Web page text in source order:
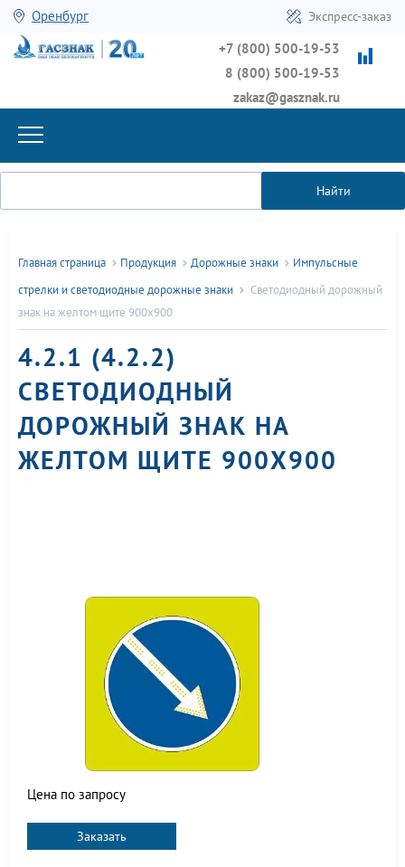
Оренбург Экспресс-заказ
+7 (800) 500-19-53
8 (800) 500-19-53
zakaz@gasznak.ru
Найти
Главная страница Продукция Дорожные знаки
Импульсные
стрелки и светодиодные дорожные знаки
Светодиодный дорожный
знак на желтом щите 900x900
4.2.1 (4.2.2)
СВЕТОДИОДНЫЙ
ДОРОЖНЫЙ ЗНАК НА
ЖЕЛТОМ ЩИТЕ 900X900
Цена по запросу
Заказать